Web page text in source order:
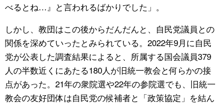
べるとね…』と言われるばかりでした」。
しかし、教団はこの後からだんだんと、自民党議員との
関係を深めていったとみられている。2022年9月に自民
党が公表した調査結果によると、所属する国会議員379
人の半数近くにあたる180人が旧統一教会と何らかの接
点があった。21年の衆院選や22年の参院選でも、旧統一
教会の友好団体は自民党の候補者と「政策協定」を結ん